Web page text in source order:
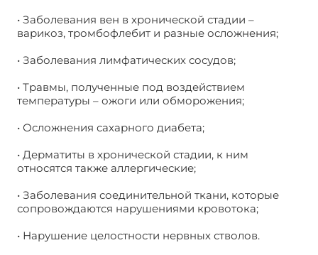
• Заболевания вен в хронической стадии –
варикоз, тромбофлебит и разные осложнения;
• Заболевания лимфатических сосудов;
• Травмы, полученные под воздействием
температуры – ожоги или обморожения;
• Осложнения сахарного диабета;
• Дерматиты в хронической стадии, к ним
относятся также аллергические;
• Заболевания соединительной ткани, которые
сопровождаются нарушениями кровотока;
• Нарушение целостности нервных стволов.